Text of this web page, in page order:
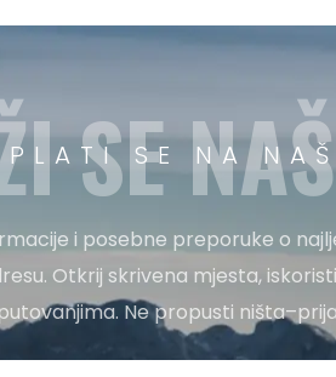
SE NA
SE
i posebne preporuke o
Otkrij skrivena mjesta,
Ne propusti